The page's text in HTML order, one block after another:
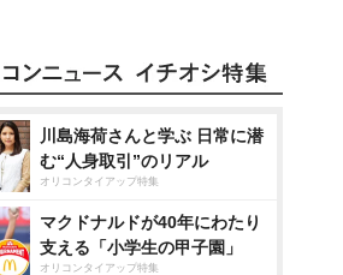
川島海荷さんと学ぶ 日常に潜
む“人身取引”のリアル
オリコンタイアップ特集
マクドナルドが40年にわたり
支える「小学生の甲子園」
オリコンタイアップ特集